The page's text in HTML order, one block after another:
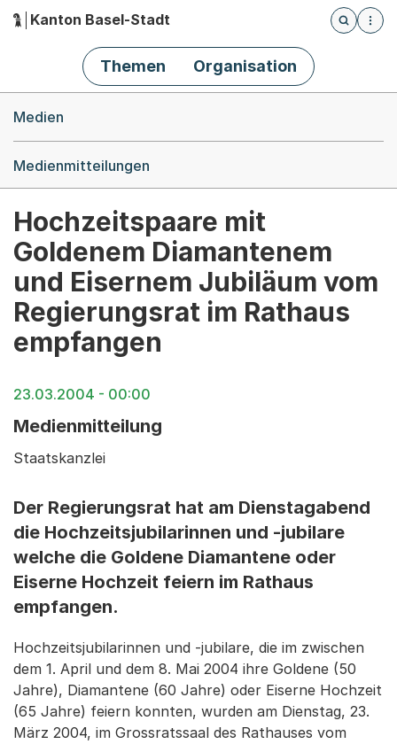
Hauptnavigation
Kanton Basel-Stadt
Öffnet
Themen Organisation
Medien
Medienmitteilungen
Hochzeitspaare mit
Goldenem Diamantenem
und Eisernem Jubiläum vom
Regierungsrat im Rathaus
empfangen
23.03.2004 - 00:00
Medienmitteilung
Staatskanzlei
Der Regierungsrat hat am Dienstagabend
die Hochzeitsjubilarinnen und -jubilare
welche die Goldene Diamantene oder
Eiserne Hochzeit feiern im Rathaus
empfangen.
Hochzeitsjubilarinnen und -jubilare, die im zwischen
dem 1. April und dem 8. Mai 2004 ihre Goldene (50
Jahre), Diamantene (60 Jahre) oder Eiserne Hochzeit
(65 Jahre) feiern konnten, wurden am Dienstag, 23.
März 2004, im Grossratssaal des Rathauses vom